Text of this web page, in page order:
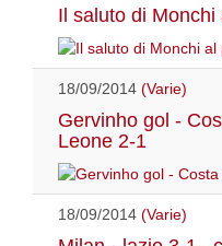
Il saluto di
18/09/2014 (Varie)
Gervinho gol -
Leone 2-1
18/09/2014 (Varie)